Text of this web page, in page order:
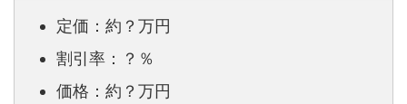
定価：約？万円
割引率：？％
価格：約？万円